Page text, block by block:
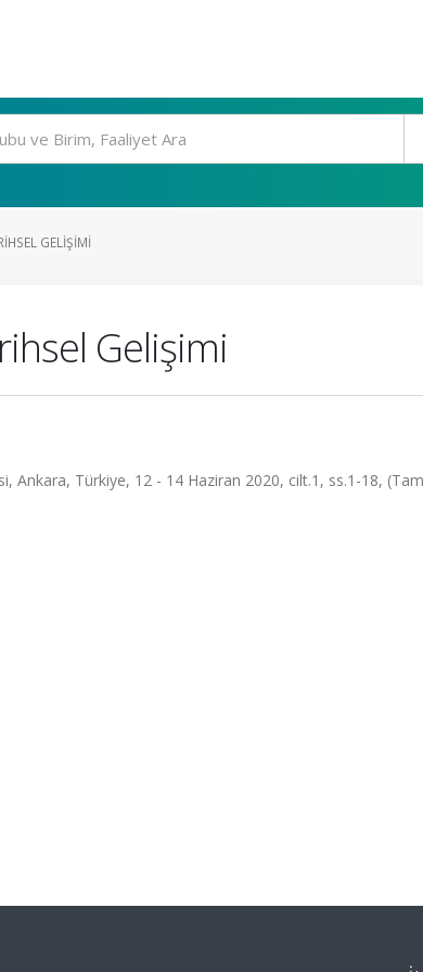
GELIŞIMI
Gelişimi
Ankara, Türkiye, 12 - 14 Haziran 2020, cilt.1, ss.1-18,